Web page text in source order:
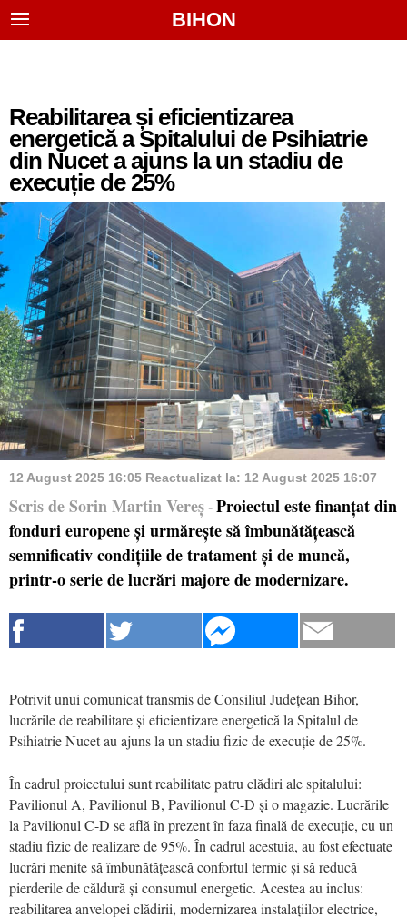
BIHON
Reabilitarea și eficientizarea
energetică a Spitalului de Psihiatrie
din Nucet a ajuns la un stadiu de
execuție de 25%
12 August 2025 16:05 Reactualizat la: 12 August 2025 16:07
Scris de Sorin Martin Vereș - Proiectul este finanțat din
fonduri europene și urmărește să îmbunătățească
semnificativ condițiile de tratament și de muncă,
printr-o serie de lucrări majore de modernizare.
Potrivit unui comunicat transmis de Consiliul Județean Bihor,
lucrările de reabilitare și eficientizare energetică la Spitalul de
Psihiatrie Nucet au ajuns la un stadiu fizic de execuție de 25%.
În cadrul proiectului sunt reabilitate patru clădiri ale spitalului:
Pavilionul A, Pavilionul B, Pavilionul C-D și o magazie. Lucrările
la Pavilionul C-D se află în prezent în faza finală de execuție, cu un
stadiu fizic de realizare de 95%. În cadrul acestuia, au fost efectuate
lucrări menite să îmbunătățească confortul termic și să reducă
pierderile de căldură și consumul energetic. Acestea au inclus:
reabilitarea anvelopei clădirii, modernizarea instalațiilor electrice,